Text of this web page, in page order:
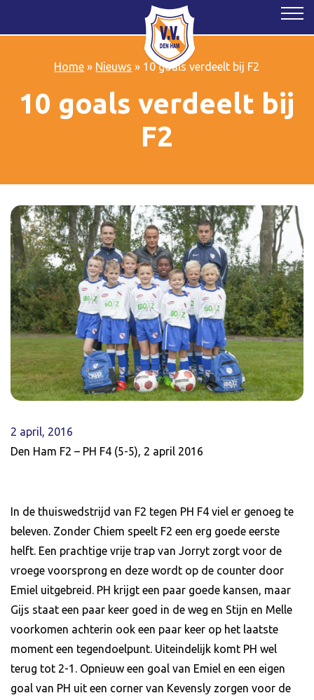
Home » Nieuws » 10 goals verdeelt bij F2
10 goals verdeelt bij
F2
2 april, 2016
Den Ham F2 – PH F4 (5-5), 2 april 2016
In de thuiswedstrijd van F2 tegen PH F4 viel er genoeg te
beleven. Zonder Chiem speelt F2 een erg goede eerste
helft. Een prachtige vrije trap van Jorryt zorgt voor de
vroege voorsprong en deze wordt op de counter door
Emiel uitgebreid. PH krijgt een paar goede kansen, maar
Gijs staat een paar keer goed in de weg en Stijn en Melle
voorkomen achterin ook een paar keer op het laatste
moment een tegendoelpunt. Uiteindelijk komt PH wel
terug tot 2-1. Opnieuw een goal van Emiel en een eigen
goal van PH uit een corner van Kevensly zorgen voor de